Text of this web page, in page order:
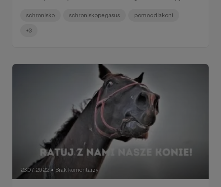
schronisko schroniskopegasus pomocdlakoni
+3
23.07.2022 ● Brak komentarzy